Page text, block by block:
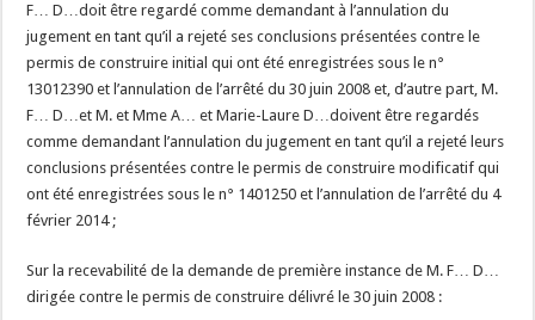
F… D…doit être regardé comme demandant à l’annulation du
jugement en tant qu’il a rejeté ses conclusions présentées contre le
permis de construire initial qui ont été enregistrées sous le n°
13012390 et l’annulation de l’arrêté du 30 juin 2008 et, d’autre part, M.
F… D…et M. et Mme A… et Marie-Laure D…doivent être regardés
comme demandant l’annulation du jugement en tant qu’il a rejeté leurs
conclusions présentées contre le permis de construire modificatif qui
ont été enregistrées sous le n° 1401250 et l’annulation de l’arrêté du 4
février 2014 ;
Sur la recevabilité de la demande de première instance de M. F… D…
dirigée contre le permis de construire délivré le 30 juin 2008 :